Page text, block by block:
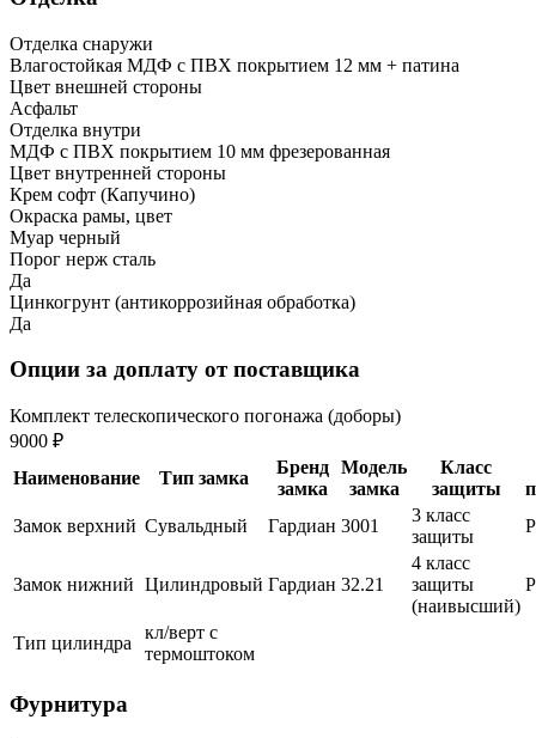
Отделка снаружи
Влагостойкая МДФ с ПВХ покрытием 12 мм + патина
Цвет внешней стороны
Асфальт
Отделка внутри
МДФ с ПВХ покрытием 10 мм фрезерованная
Цвет внутренней стороны
Крем софт (Капучино)
Окраска рамы, цвет
Муар черный
Порог нерж сталь
Да
Цинкогрунт (антикоррозийная обработка)
Да
Опции за доплату от поставщика
Комплект телескопического погонажа (доборы)
9000 ₽
Наименование
Тип замка
Бренд
замка
Модель
замка
Класс
защиты
Замок верхний Сувальдный Гардиан 3001
3 класс
защиты
Замок нижний Цилиндровый Гардиан 32.21
4 класс
защиты
(наивысший)
Тип цилиндра
кл/верт с
термоштоком
Фурнитура